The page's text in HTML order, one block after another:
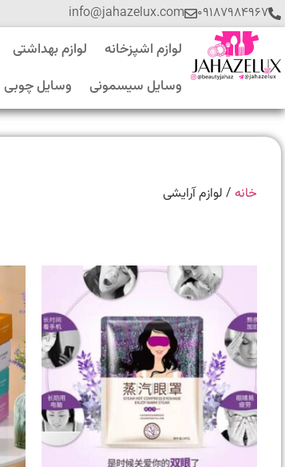
۰۹۱۸۷۹۸۴۹۶۷ info@jahazelux.com
لوازم اشپزخانه لوازم بهداشتی
وسایل سیسمونی
وسایل چوبی
خانه / لوازم آرایشی